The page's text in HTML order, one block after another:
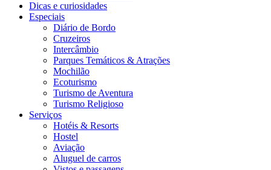
Dicas e curiosidades
Especiais
Diário de Bordo
Cruzeiros
Intercâmbio
Parques Temáticos & Atrações
Mochilão
Ecoturismo
Turismo de Aventura
Turismo Religioso
Serviços
Hotéis & Resorts
Hostel
Aviação
Aluguel de carros